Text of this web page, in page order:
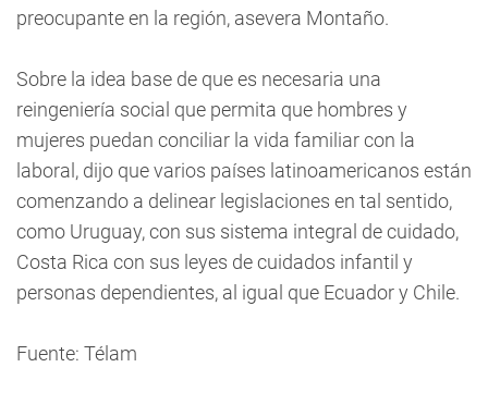
preocupante en la región, asevera Montaño.
Sobre la idea base de que es necesaria una
reingeniería social que permita que hombres y
mujeres puedan conciliar la vida familiar con la
laboral, dijo que varios países latinoamericanos están
comenzando a delinear legislaciones en tal sentido,
como Uruguay, con sus sistema integral de cuidado,
Costa Rica con sus leyes de cuidados infantil y
personas dependientes, al igual que Ecuador y Chile.
Fuente: Télam